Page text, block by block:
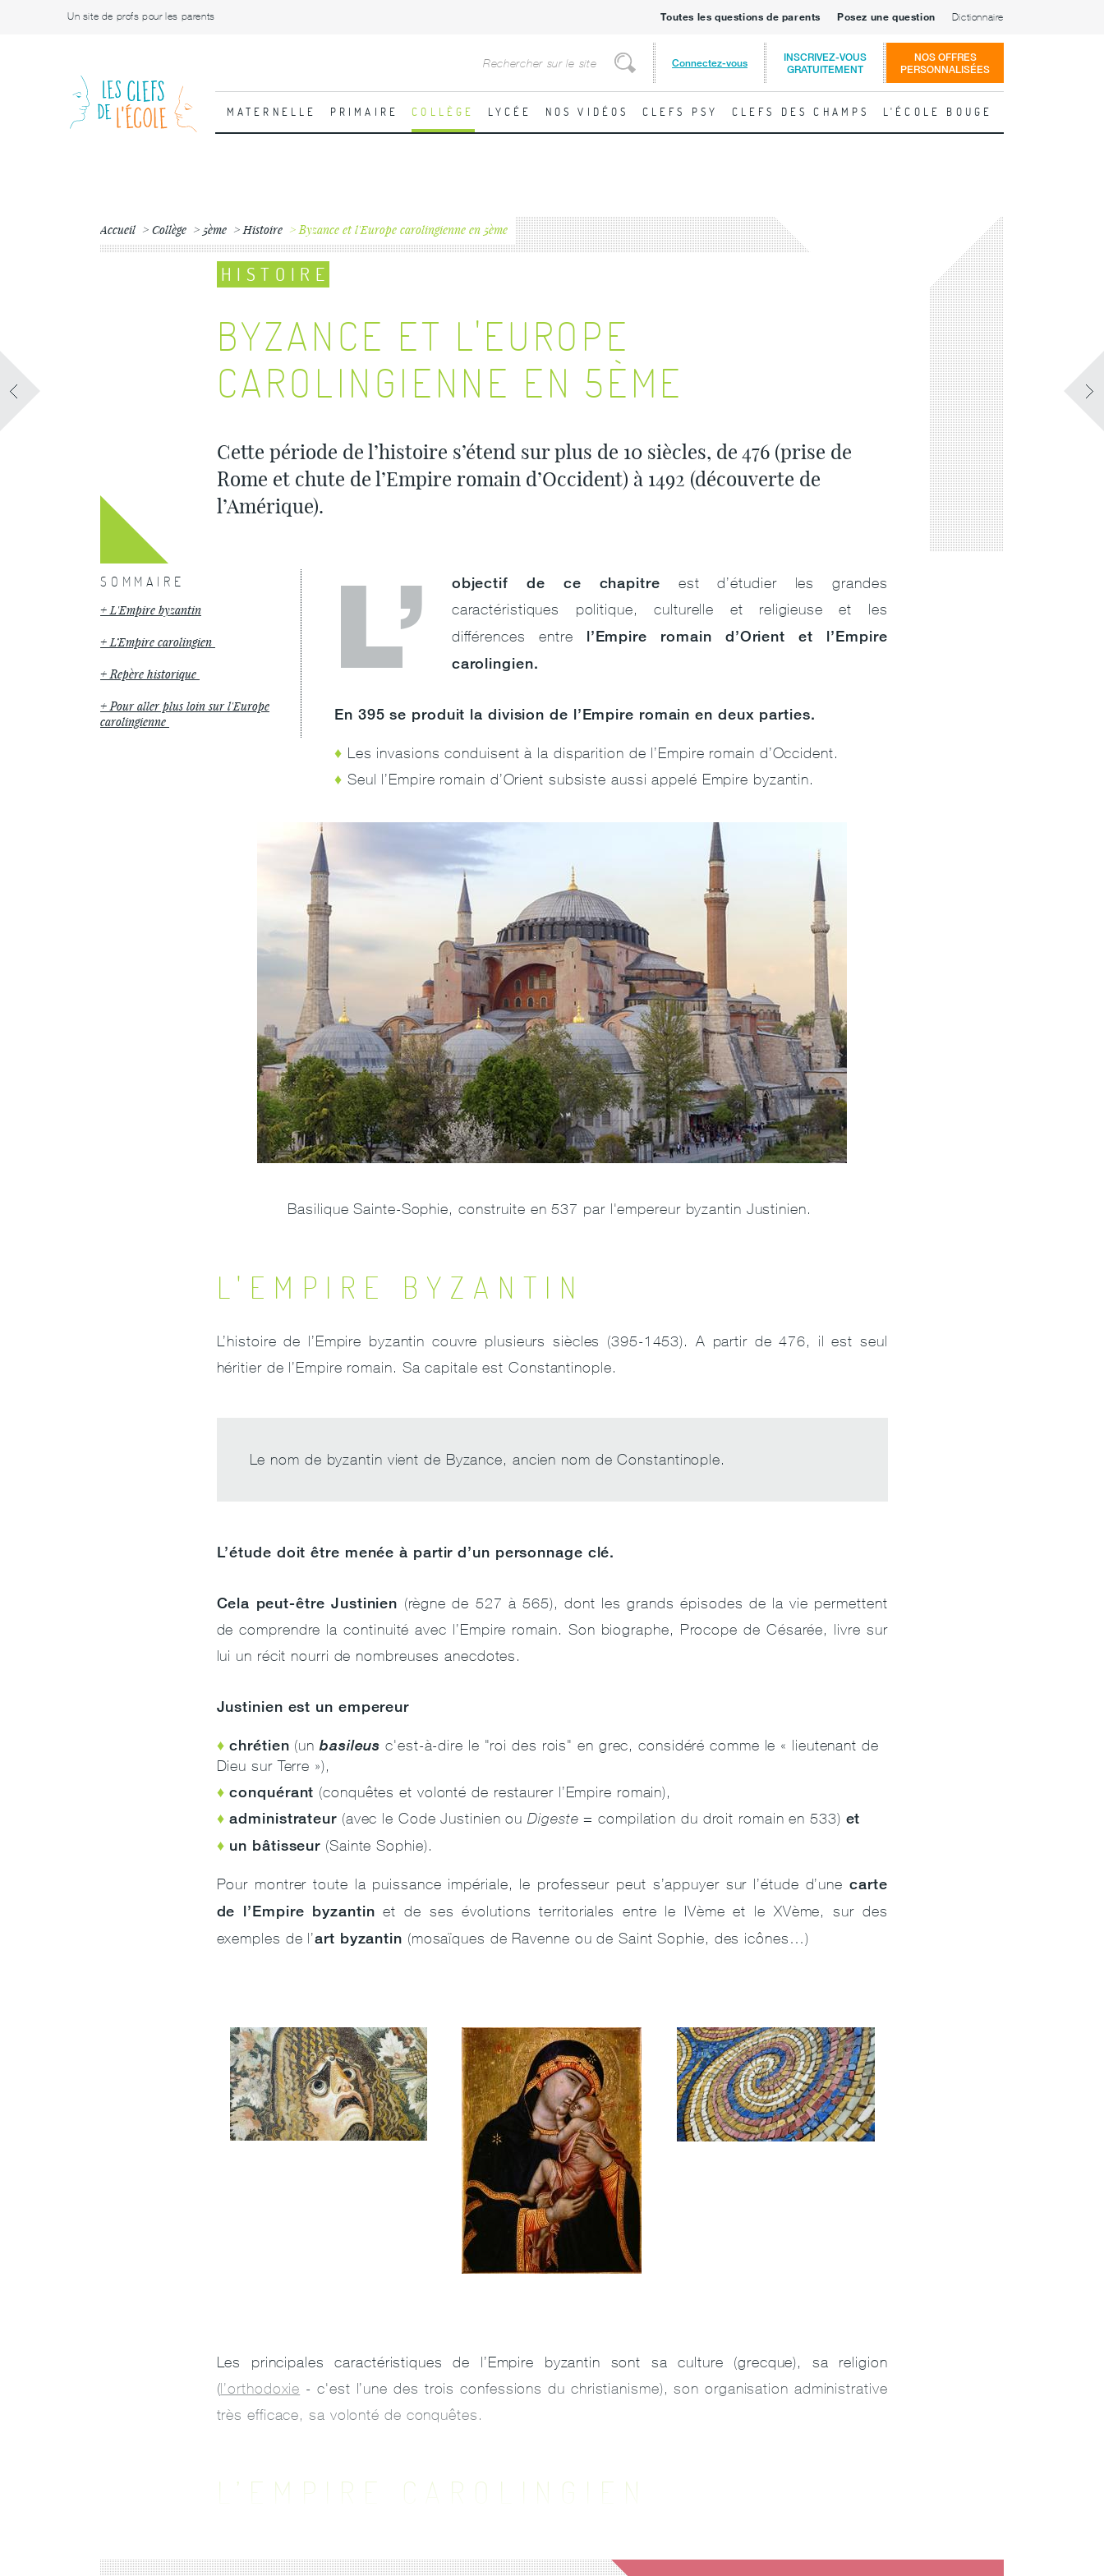
Un site de profs pour les parents Toutes les questions de parents Posez une question Dictionnaire
Rechercher
Connectez-vous
INSCRIVEZ-VOUS
GRATUITEMENT
NOS OFFRES
PERSONNALISÉES
MATERNELLE PRIMAIRE COLLÈGE LYCÉE NOS VIDÉOS CLEFS PSY CLEFS DES CHAMPS L'ÉCOLE BOUGE
Accueil Collège 5ème Histoire Byzance et l'Europe carolingienne en 5ème
HISTOIRE
BYZANCE ET L'EUROPE
CAROLINGIENNE EN 5ÈME
Cette période de l’histoire s’étend sur plus de 10 siècles, de 476(prise de
Rome et chute de l’Empire romain d’Occident) à 1492 (découverte de
l’Amérique).
SOMMAIRE
L'Empire byzantin
L’Empire carolingien
Repère historique
Pour aller plus loin sur l'Europe
carolingienne
L’ objectif de ce chapitre est d’étudier les grandes
caractéristiques politique, culturelle et religieuse et les
différences entre l’Empire romain d’Orient et l’Empire
carolingien.
En 395 se produit la division de l’Empire romain en deux parties.
Les invasions conduisent à la disparition de l’Empire romain d’Occident.
Seul l’Empire romain d’Orient subsiste aussi appelé Empire byzantin.
Basilique Sainte-Sophie, construite en 537 par l'empereur byzantin Justinien.
L'EMPIRE BYZANTIN
L’histoire de l’Empire byzantin couvre plusieurs siècles (395-1453). A partir de 476, il est seul
héritier de l’Empire romain. Sa capitale est Constantinople.
Le nom de byzantin vient de Byzance, ancien nom de Constantinople.
L’étude doit être menée à partir d’un personnage clé.
Cela peut-être Justinien (règne de 527 à 565), dont les grands épisodes de la vie permettent
de comprendre la continuité avec l’Empire romain. Son biographe, Procope de Césarée, livre sur
lui un récit nourri de nombreuses anecdotes.
Justinien est un empereur
chrétien (unbasileus c'est-à-dire le "roi des rois" en grec, considéré comme le « lieutenant de
Dieu sur Terre »),
conquérant (conquêtes et volonté de restaurer l’Empire romain),
administrateur(avec le Code Justinien ouDigeste = compilation du droit romain en 533) et
un bâtisseur (Sainte Sophie).
Pour montrer toute la puissance impériale, le professeur peut s’appuyer sur l’étude d’une carte
de l’Empire byzantin et de ses évolutions territoriales entre le IVème et le XVème, sur des
exemples de l’art byzantin (mosaïques de Ravenne ou de Saint Sophie, des icônes…)
Les principales caractéristiques de l’Empire byzantin sont sa culture (grecque), sa religion
(l’orthodoxie - c'est l’une des trois confessions du christianisme), son organisation administrative
très efficace, sa volonté de conquêtes.
L’EMPIRE CAROLINGIEN